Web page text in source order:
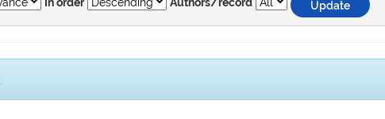
In order Authors/record